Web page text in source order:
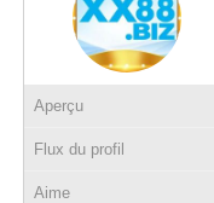
Aperçu
Flux du profil
Aime